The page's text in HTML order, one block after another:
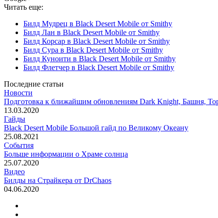
Читать еще:
Билд Мудрец в Black Desert Mobile от Smithy
Билд Лан в Black Desert Mobile от Smithy
Билд Корсар в Black Desert Mobile от Smithy
Билд Сура в Black Desert Mobile от Smithy
Билд Куноити в Black Desert Mobile от Smithy
Билд Флетчер в Black Desert Mobile от Smithy
Последние статьи
Новости
Подготовка к ближайшим обновлениям Dark Knight, Башня,
13.03.2020
Гайды
Black Desert Mobile Большой гайд по Великому Океану
25.08.2021
События
Больше информации о Храме солнца
25.07.2020
Видео
Билды на Страйкера от DrChaos
04.06.2020